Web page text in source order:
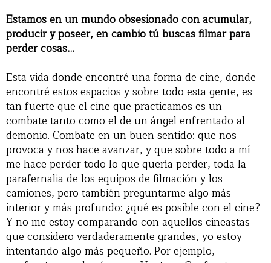
Estamos en un mundo obsesionado con acumular,
producir y poseer, en cambio tú buscas filmar para
perder cosas…
Esta vida donde encontré una forma de cine, donde
encontré estos espacios y sobre todo esta gente, es
tan fuerte que el cine que practicamos es un
combate tanto como el de un ángel enfrentado al
demonio. Combate en un buen sentido: que nos
provoca y nos hace avanzar, y que sobre todo a mí
me hace perder todo lo que quería perder, toda la
parafernalia de los equipos de filmación y los
camiones, pero también preguntarme algo más
interior y más profundo: ¿qué es posible con el cine?
Y no me estoy comparando con aquellos cineastas
que considero verdaderamente grandes, yo estoy
intentando algo más pequeño. Por ejemplo,